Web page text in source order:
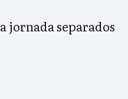
jornada separados